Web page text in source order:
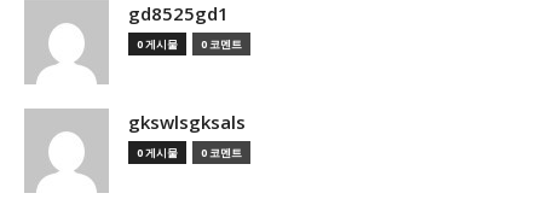
gd8525gd1
0 게시물 0 코멘트
gkswlsgksals
0 게시물 0 코멘트